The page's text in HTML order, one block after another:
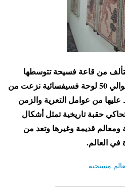
من قاعة فسيحة تتوسطها
أرضية فسيفسائية كبيرة و حوالي 50 لوحة فسيفسائية نزعت من
من عوامل التعرية والزمن
حقبة تاريخية تمثل أشكال
قديمة وغيرها وتعد من
في العالم.
مسيحية